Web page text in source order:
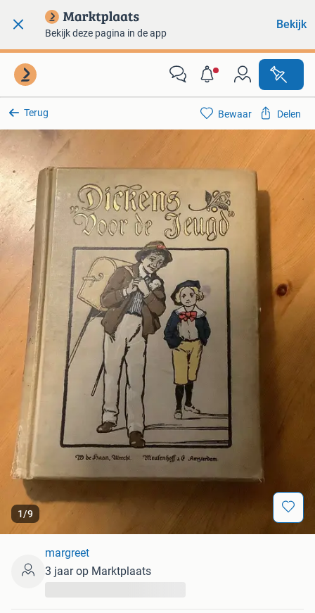
Bekijk deze pagina in de app
Bekijk
Terug
1/9
Bewaar Delen
margreet
3 jaar op Marktplaats